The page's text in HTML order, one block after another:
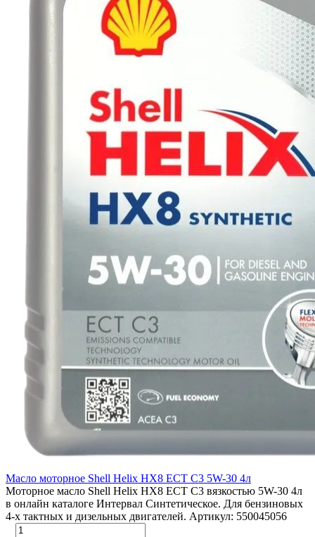
Масло моторное Shell Helix HX8 ECT C3 5W-30 4л
Моторное масло Shell Helix HX8 ECT С3 вязкостью 5W-30 4л
в онлайн каталоге Интервал Синтетическое. Для бензиновых
4-х тактных и дизельных двигателей. Артикул: 550045056